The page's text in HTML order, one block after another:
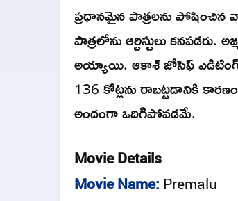
ప్రధానమైన పాత్రలను పోషించిన
పాత్రలోను ఆర్టిస్టులు
అయ్యాయి. ఆకాశ్ జోసెఫ్ ఎడిటింగ్
136 కోట్లను రాబట్టడానికి
అందంగా ఒదిగిపోవడమే.
Movie Details
Movie Name: Premalu